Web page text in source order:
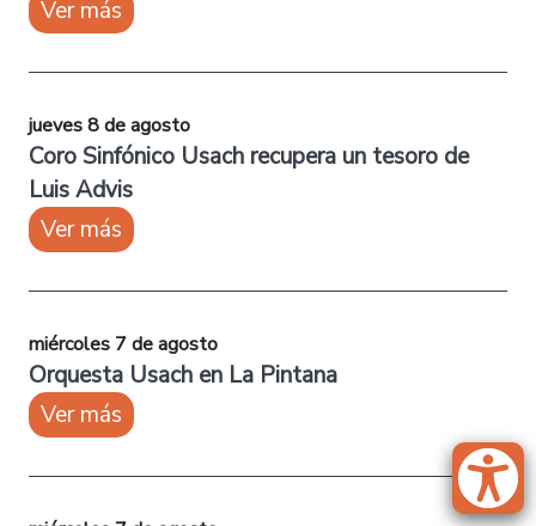
Ver más
jueves 8 de agosto
Coro Sinfónico Usach recupera un tesoro de
Luis Advis
Ver más
miércoles 7 de agosto
Orquesta Usach en La Pintana
Ver más